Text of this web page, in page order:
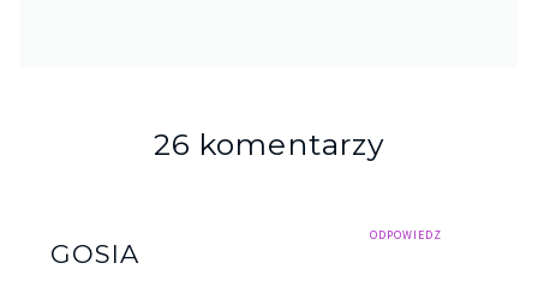
26 komentarzy
ODPOWIEDZ
GOSIA